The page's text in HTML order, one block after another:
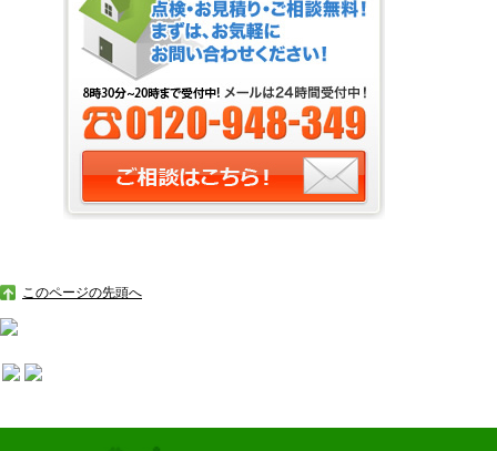
このページの先頭へ